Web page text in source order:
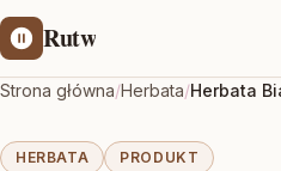
Rutw
Strona główna/Herbata/Herbata
HERBATA PRODUKT